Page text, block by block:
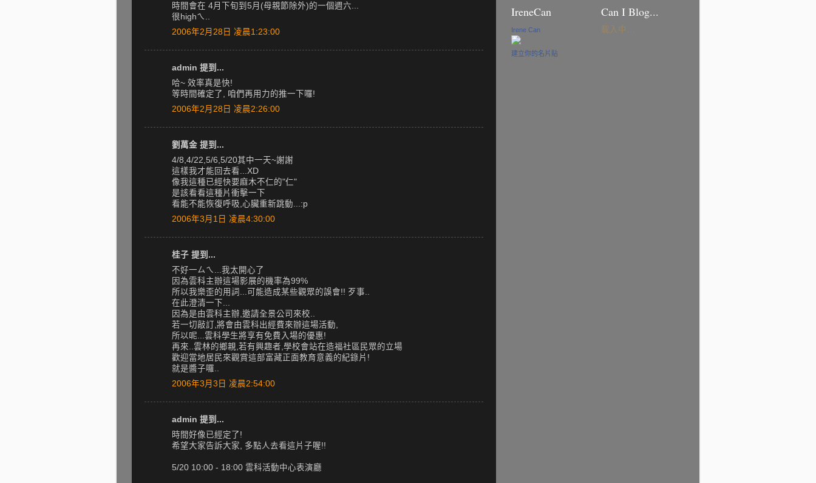
時間會在 4月下旬到5月(母親節除外)的一個週六...
很highㄟ..
2006年2月28日 凌晨1:23:00
admin 提到...
哈~ 效率真是快!
等時間確定了, 咱們再用力的推一下囉!
2006年2月28日 凌晨2:26:00
劉萬金 提到...
4/8,4/22,5/6,5/20其中一天~謝謝
這樣我才能回去看...XD
像我這種已經快要麻木不仁的"仁"
是該看看這種片衝擊一下
看能不能恢復呼吸,心臟重新跳動...:p
2006年3月1日 凌晨4:30:00
桂子 提到...
不好一ㄙㄟ...我太開心了
因為雲科主辦這場影展的機率為99%
所以我樂歪的用詞...可能造成某些觀眾的誤會!! 歹事..
在此澄清一下...
因為是由雲科主辦,邀請全景公司來校..
若一切敲訂,將會由雲科出經費來辦這場活動,
所以呢...雲科學生將享有免費入場的優惠!
再來..雲林的鄉親,若有興趣者,學校會站在造福社區民眾的立場
歡迎當地居民來觀賞這部富藏正面教育意義的紀錄片!
就是醬子囉..
2006年3月3日 凌晨2:54:00
admin 提到...
時間好像已經定了!
希望大家告訴大家, 多點人去看這片子喔!!
5/20 10:00 - 18:00 雲科活動中心表演廳
IreneCan
Irene Can
建立你的名片貼
Can I Blog...
載入中…